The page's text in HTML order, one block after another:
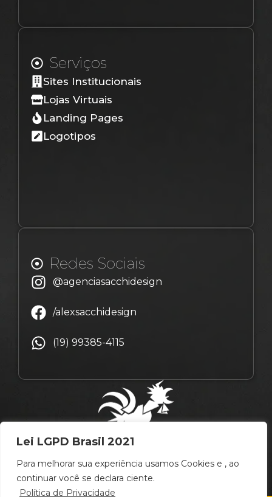
Lei LGPD Brasil 2021
Para melhorar sua experiência usamos Cookies e , ao
continuar você se declara ciente.
Política de Privacidade
Serviços
Sites Institucionais
Lojas Virtuais
Landing Pages
Logotipos
Redes Sociais
@agenciasacchidesign
/alexsacchidesign
(19) 99385-4115